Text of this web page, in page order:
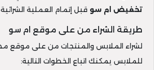
تخفيض ام سو قبل إتمام العملية الشرائية
طريقة الشراء من على موقع ام سو
للملابس يمكنك اتباع الخطوات التالية: